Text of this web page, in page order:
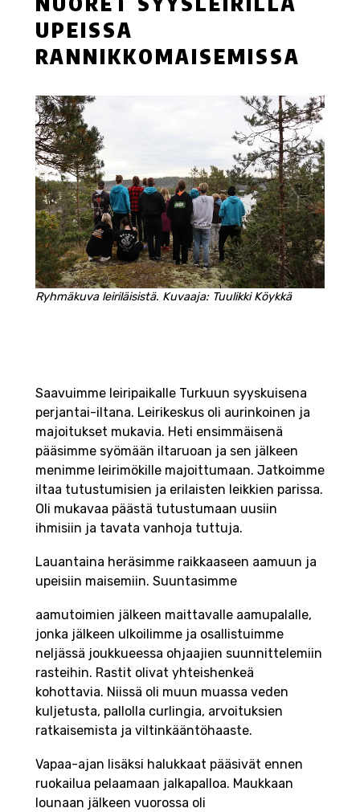
UPEISSA
RANNIKKOMAISEMISSA
Ryhmäkuva leiriläisistä. Kuvaaja: Tuulikki Köykkä
Saavuimme leiripaikalle Turkuun syyskuisena
perjantai-iltana. Leirikeskus oli aurinkoinen ja
majoitukset mukavia. Heti ensimmäisenä
pääsimme syömään iltaruoan ja sen jälkeen
menimme leirimökille majoittumaan. Jatkoimme
iltaa tutustumisien ja erilaisten leikkien parissa.
Oli mukavaa päästä tutustumaan uusiin
ihmisiin ja tavata vanhoja tuttuja.
Lauantaina heräsimme raikkaaseen aamuun ja
upeisiin maisemiin. Suuntasimme
aamutoimien jälkeen maittavalle aamupalalle,
jonka jälkeen ulkoilimme ja osallistuimme
neljässä joukkueessa ohjaajien suunnittelemiin
rasteihin. Rastit olivat yhteishenkeä
kohottavia. Niissä oli muun muassa veden
kuljetusta, pallolla curlingia, arvoituksien
ratkaisemista ja viltinkääntöhaaste.
Vapaa-ajan lisäksi halukkaat pääsivät ennen
ruokailua pelaamaan jalkapalloa. Maukkaan
lounaan jälkeen vuorossa oli